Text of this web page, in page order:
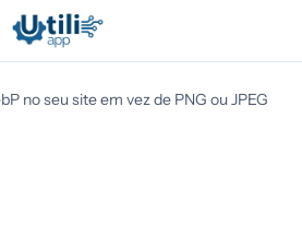
no seu site em vez de PNG ou JPEG